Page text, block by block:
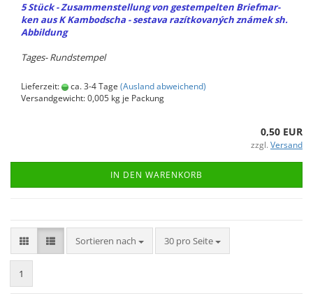
5 Stück - Zu­sam­men­stel­lung von ge­stem­pel­ten Brief­mar­
ken aus K Kam­bo­dscha - sesta­va razítko­vaných známek sh.
Ab­bil­dung
Tages-​ Runds­tem­pel
Lieferzeit: ca. 3-4 Tage (Ausland abweichend)
Versandgewicht:0,005 kg je Packung
0,50 EUR
zzgl. Versand
IN DEN WARENKORB
Sortieren nach
Sortieren nach 30 pro Seite
pro Seite
1